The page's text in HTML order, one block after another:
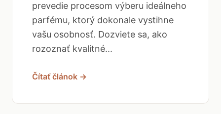
prevedie procesom výberu ideálneho
parfému, ktorý dokonale vystihne
vašu osobnosť. Dozviete sa, ako
rozoznať kvalitné...
Čítať článok →